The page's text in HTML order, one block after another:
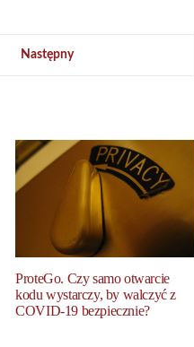
Następny
ProteGo. Czy samo otwarcie
kodu wystarczy, by walczyć z
COVID-19 bezpiecznie?